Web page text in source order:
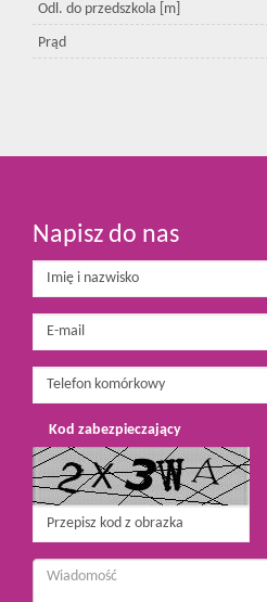
Odl. do przedszkola [m]
Prąd
Napisz do nas
Kod zabezpieczający